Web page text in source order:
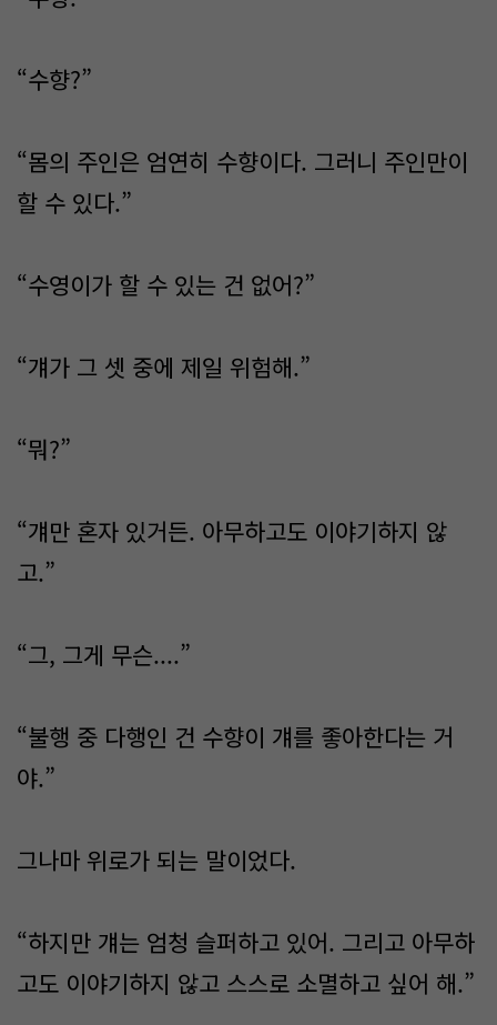
“수향?”
“몸의 주인은 엄연히 수향이다. 그러니 주인만이
할 수 있다.”
“수영이가 할 수 있는 건 없어?”
“걔가 그 셋 중에 제일 위험해.”
“뭐?”
“걔만 혼자 있거든. 아무하고도 이야기하지 않
고.”
“그, 그게 무슨....”
“불행 중 다행인 건 수향이 걔를 좋아한다는 거
야.”
그나마 위로가 되는 말이었다.
“하지만 걔는 엄청 슬퍼하고 있어. 그리고 아무하
고도 이야기하지 않고 스스로 소멸하고 싶어 해.”